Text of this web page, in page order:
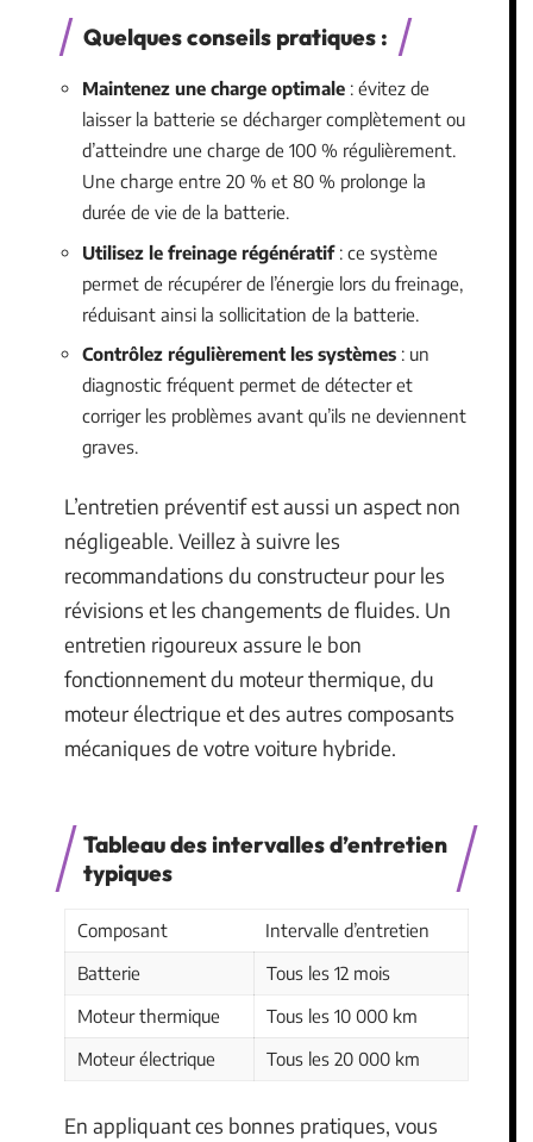
Quelques conseils pratiques :
Maintenez une charge optimale : évitez de
laisser la batterie se décharger complètement ou
d’atteindre une charge de 100 % régulièrement.
Une charge entre 20 % et 80 % prolonge la
durée de vie de la batterie.
Utilisez le freinage régénératif: ce système
permet de récupérer de l’énergie lors du freinage,
réduisant ainsi la sollicitation de la batterie.
Contrôlez régulièrement les systèmes : un
diagnostic fréquent permet de détecter et
corriger les problèmes avant qu’ils ne deviennent
graves.
L’entretien préventif est aussi un aspect non
négligeable. Veillez à suivre les
recommandations du constructeur pour les
révisions et les changements de fluides. Un
entretien rigoureux assure le bon
fonctionnement du moteur thermique, du
moteur électrique et des autres composants
mécaniques de votre voiture hybride.
Tableau des intervalles d’entretien
typiques
Composant
Intervalle d’entretien
Batterie
Tous les 12 mois
Moteur thermique
Tous les 10 000 km
Moteur électrique
Tous les 20 000 km
En appliquant ces bonnes pratiques, vous